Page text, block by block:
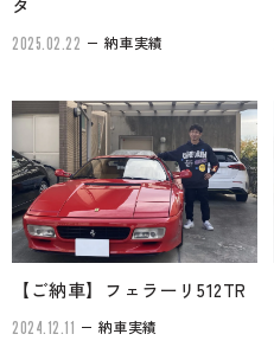
タ
2025.02.22 納車実績
【ご納車】フェラーリ512TR
2024.12.11 納車実績